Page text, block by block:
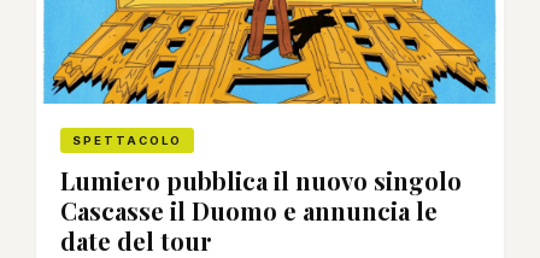
SPETTACOLO
Lumiero pubblica il nuovo singolo
Cascasse il Duomo e annuncia le
date del tour